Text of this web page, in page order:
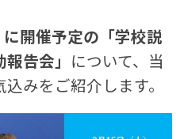
開催予定の「学校説
告会」 について、当
みをご紹介します。